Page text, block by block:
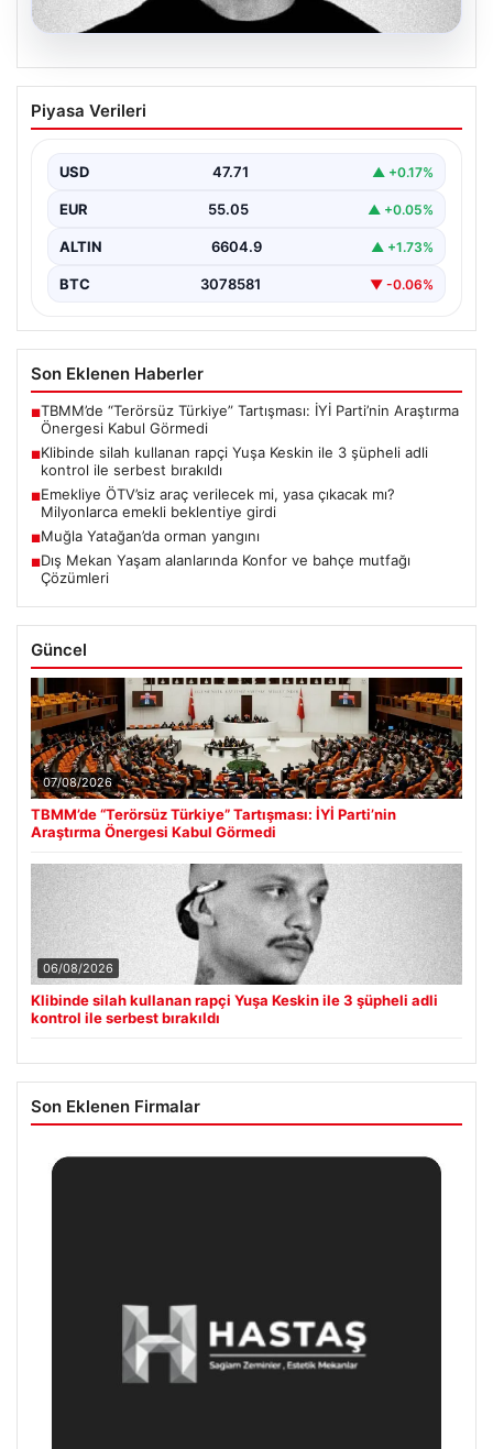
06.08.2026
Klibinde silah kullanan rapçi Yuşa
Keskin ile 3 şüpheli adli kontrol ile
Piyasa Verileri
USD 47.71 ▲ +0.17%
EUR 55.05 ▲ +0.05%
ALTIN 6604.9 ▲ +1.73%
BTC 3078581 ▼ -0.06%
Son Eklenen Haberler
■TBMM’de “Terörsüz Türkiye” Tartışması: İYİ Parti’nin Araştırma
Önergesi Kabul Görmedi
■Klibinde silah kullanan rapçi Yuşa Keskin ile 3 şüpheli adli
kontrol ile serbest bırakıldı
■Emekliye ÖTV’siz araç verilecek mi, yasa çıkacak mı?
Milyonlarca emekli beklentiye girdi
■Muğla Yatağan’da orman yangını
■Dış Mekan Yaşam alanlarında Konfor ve bahçe mutfağı
Çözümleri
Güncel
07/08/2026
TBMM’de “Terörsüz Türkiye” Tartışması: İYİ Parti’nin
Araştırma Önergesi Kabul Görmedi
06/08/2026
Klibinde silah kullanan rapçi Yuşa Keskin ile 3 şüpheli adli
kontrol ile serbest bırakıldı
Son Eklenen Firmalar